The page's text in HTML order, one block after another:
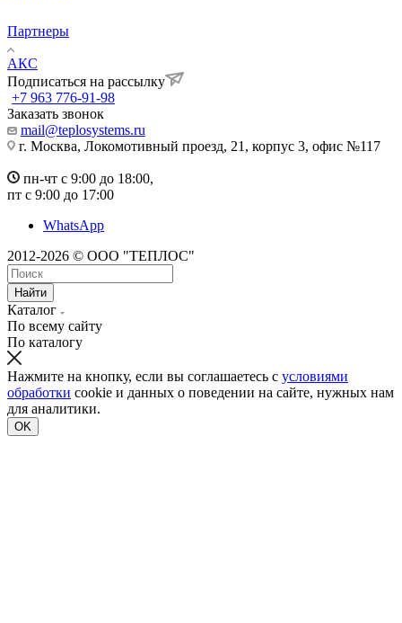
Партнеры
АКС
Подписаться на рассылку
+7 963 776-91-98
Заказать звонок
mail@teplosystems.ru
г. Москва, Локомотивный проезд, 21, корпус 3, офис №117
пн-чт с 9:00 до 18:00,
пт с 9:00 до 17:00
WhatsApp
2012-2026 © ООО "ТЕПЛОС"
Найти
Каталог
По всему сайту
По каталогу
Нажмите на кнопку, если вы соглашаетесь с условиями
обработки cookie и данных о поведении на сайте, нужных нам
для аналитики.
OK